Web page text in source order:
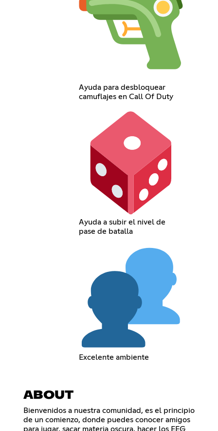
Ayuda para desbloquear
camuflajes en Call Of Duty
Ayuda a subir el nivel de
pase de batalla
Excelente ambiente
ABOUT
Bienvenidos a nuestra comunidad, es el principio
de un comienzo, donde puedes conocer amigos
para jugar, sacar materia oscura, hacer los EEG